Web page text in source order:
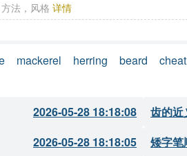
法，风格详情
mackerel herring beard
cheat
2026-05-28 18:18:08 齿的近
2026-05-28 18:18:05 矮字笔